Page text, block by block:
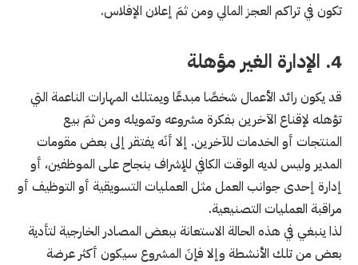
تكون في تراكم العجز المالي ومن ثمَ إعلان الإفلاس.
4. الإدارة الغير مؤهلة
قد يكون رائد الأعمال شخصًا مبدعًا ويمتلك المهارات الناعمة التي
تؤهله لإقناع الآخرين بفكرة مشروعه وتمويله ومن ثمَ بيع
المنتجات أو الخدمات للآخرين. إلا أنَه يفتقر إلى بعض مقومات
المدير وليس لديه الوقت الكافي للإشراف بنجاح على الموظفين، أو
إدارة إحدى جوانب العمل مثل العمليات التسويقية أو التوظيف أو
مراقبة العمليات التصنيعية.
لذا ينبغي في هذه الحالة الاستعانة ببعض المصادر الخارجية لتأدية
بعض من تلك الأنشطة وإلا فإنَ المشروع سيكون أكثر عرضة